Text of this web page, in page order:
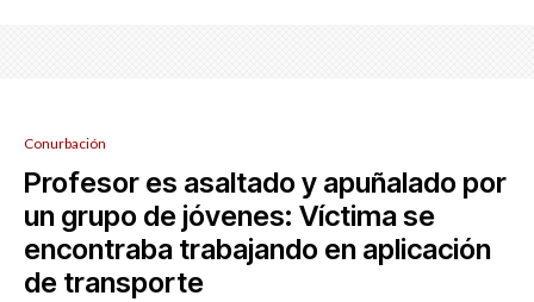
Conurbación
Profesor es asaltado y apuñalado por
un grupo de jóvenes: Víctima se
encontraba trabajando en aplicación
de transporte